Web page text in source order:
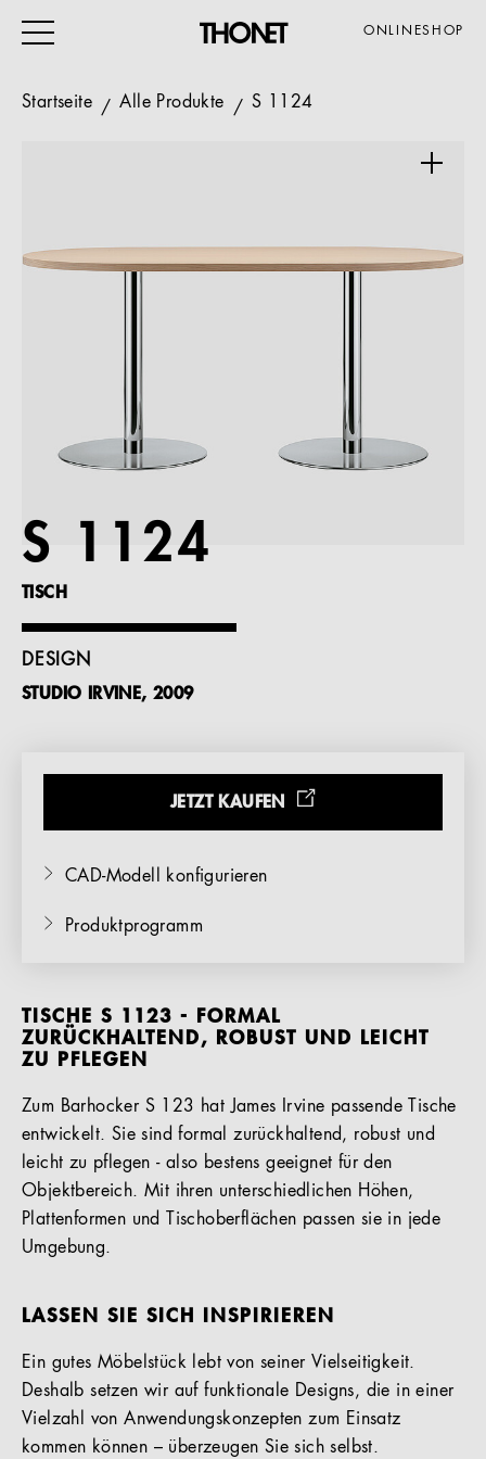
ONLINESHOP
VERANSTALTUNG
Magazin
Service
Referenzen
DE
Startseite Alle Produkte S 1124
S 1124
TISCH
DESIGN
STUDIO IRVINE, 2009
JETZT KAUFEN
CAD-Modell konfigurieren
Produktprogramm
TISCHE S 1123 - FORMAL
ZURÜCKHALTEND, ROBUST UND LEICHT
ZU PFLEGEN
Zum Barhocker S 123 hat James Irvine passende Tische
entwickelt. Sie sind formal zurückhaltend, robust und
leicht zu pflegen - also bestens geeignet für den
Objektbereich. Mit ihren unterschiedlichen Höhen,
Plattenformen und Tischoberflächen passen sie in jede
Umgebung.
LASSEN SIE SICH INSPIRIEREN
Ein gutes Möbelstück lebt von seiner Vielseitigkeit.
Deshalb setzen wir auf funktionale Designs, die in einer
Vielzahl von Anwendungskonzepten zum Einsatz
kommen können – überzeugen Sie sich selbst.